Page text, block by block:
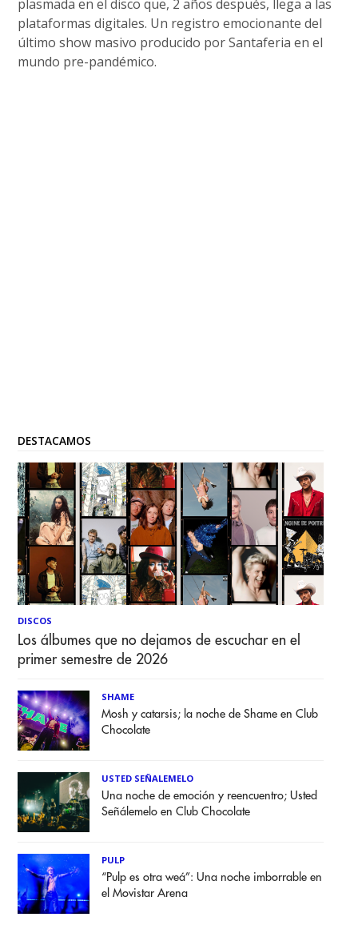
plasmada en el disco que, 2 años después, llega a las
plataformas digitales. Un registro emocionante del
último show masivo producido por Santaferia en el
mundo pre-pandémico.
DESTACAMOS
DISCOS
Los álbumes que no dejamos de escuchar en el
primer semestre de 2026
SHAME
Mosh y catarsis; la noche de Shame en Club
Chocolate
USTED SEÑALEMELO
Una noche de emoción y reencuentro; Usted
Señálemelo en Club Chocolate
PULP
“Pulp es otra weá”: Una noche imborrable en
el Movistar Arena